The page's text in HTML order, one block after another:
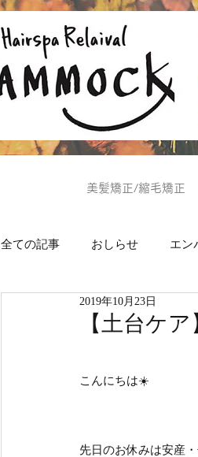
美髪矯正/縮毛矯正
全ての記事 おしらせ エン
ヘッドスパ 美肌通信
【土台ケ
2019年10月23日
こんにちは☀️
先日のお休みは安産